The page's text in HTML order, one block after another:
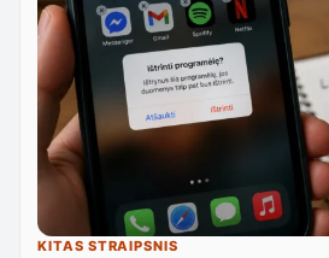
KITAS STRAIPSNIS